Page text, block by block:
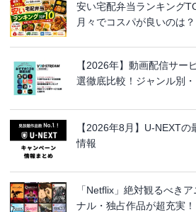
安い宅配弁当ランキング
月々でコスパが良いのは？
【2026年】動画配信サー
選徹底比較！ジャンル別
【2026年8月】U-NEXTの
情報
「Netflix」絶対観るべき
ナル・独占作品が超充実！